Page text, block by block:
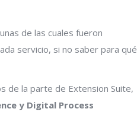
de las cuales fueron
servicio, si no saber para qué
de la parte de Extension Suite,
y Digital Process